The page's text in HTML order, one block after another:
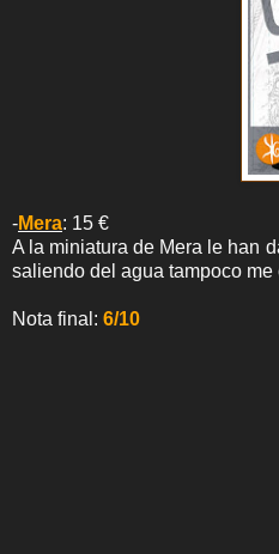
-Mera: 15 €
A la miniatura de Mera le han
saliendo del agua tampoco
Nota final: 6/10